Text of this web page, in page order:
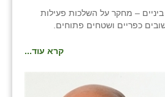
– מחקר על השלכות פעילות
כפריים ושטחים פתוחים.
קרא עוד...